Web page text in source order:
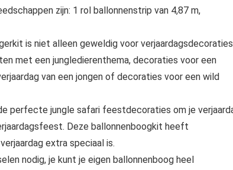
zijn: 1 rol ballonnenstrip van 4,87 m,
is niet alleen geweldig voor
met een jungledierenthema, decoraties voor een
van een jongen of decoraties voor een wild
perfecte jungle safari feestdecoraties om je
Deze ballonnenboogkit heeft
extra speciaal is.
nodig, je kunt je eigen ballonnenboog heel